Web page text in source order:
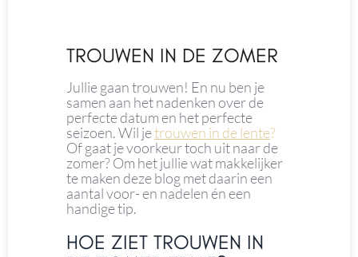
TROUWEN IN DE ZOMER
Jullie gaan trouwen! En nu ben je
samen aan het nadenken over de
perfecte datum en het perfecte
seizoen. Wil jetrouwen in de lente?
Of gaat je voorkeur toch uit naar de
zomer? Om het jullie wat makkelijker
te maken deze blog met daarin een
aantal voor- en nadelen én een
handige tip.
HOE ZIET TROUWEN IN